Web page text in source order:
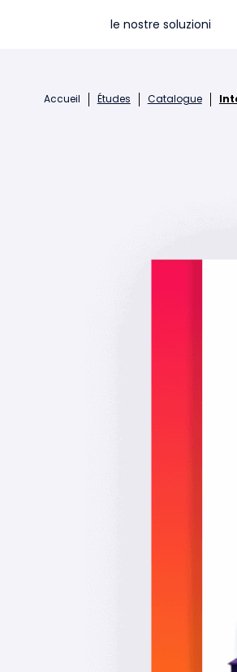
le nostre soluzioni
Accueil Études Catalogue